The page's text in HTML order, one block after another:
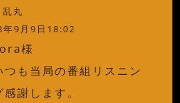
丸
年9月9日18:02
様
つも当局の番組リスニン
感謝します。